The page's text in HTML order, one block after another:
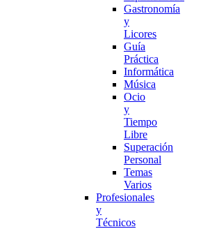
Gastronomía
y
Licores
Guía
Práctica
Informática
Música
Ocio
y
Tiempo
Libre
Superación
Personal
Temas
Varios
Profesionales
y
Técnicos